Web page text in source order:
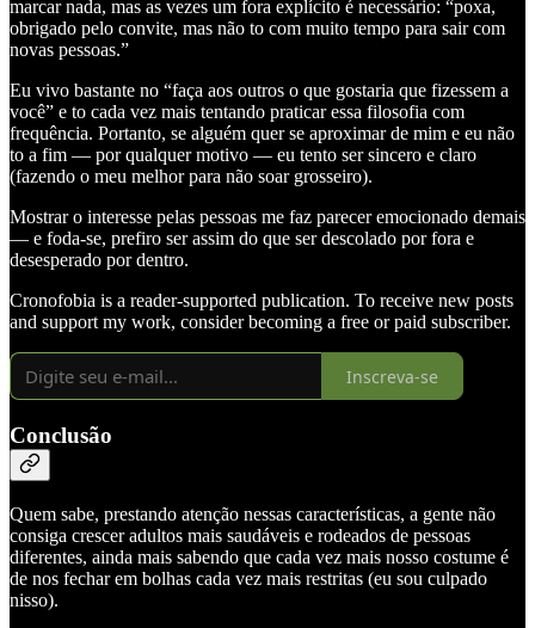
marcar nada, mas as vezes um fora explícito é necessário: “poxa,
obrigado pelo convite, mas não to com muito tempo para sair com
novas pessoas.”
Eu vivo bastante no “faça aos outros o que gostaria que fizessem a
você” e to cada vez mais tentando praticar essa filosofia com
frequência. Portanto, se alguém quer se aproximar de mim e eu não
to a fim — por qualquer motivo — eu tento ser sincero e claro
(fazendo o meu melhor para não soar grosseiro).
Mostrar o interesse pelas pessoas me faz parecer emocionado demais
— e foda-se, prefiro ser assim do que ser descolado por fora e
desesperado por dentro.
Cronofobia is a reader-supported publication. To receive new posts
and support my work, consider becoming a free or paid subscriber.
Inscreva-se
Conclusão
Quem sabe, prestando atenção nessas características, a gente não
consiga crescer adultos mais saudáveis e rodeados de pessoas
diferentes, ainda mais sabendo que cada vez mais nosso costume é
de nos fechar em bolhas cada vez mais restritas (eu sou culpado
nisso).